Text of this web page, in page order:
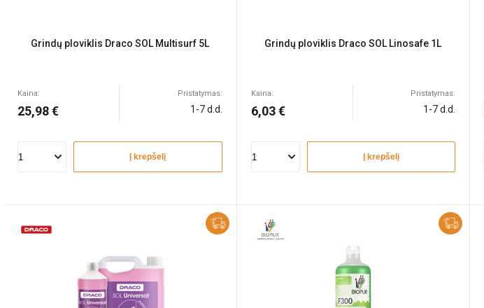
Grindų ploviklis Draco SOL Multisurf 5L
Kaina:
25,98 €
Pristatymas:
1-7 d.d.
Į krepšelį
Grindų ploviklis Draco SOL Linosafe 1L
Kaina:
6,03 €
Pristatymas:
1-7 d.d.
Į krepšelį